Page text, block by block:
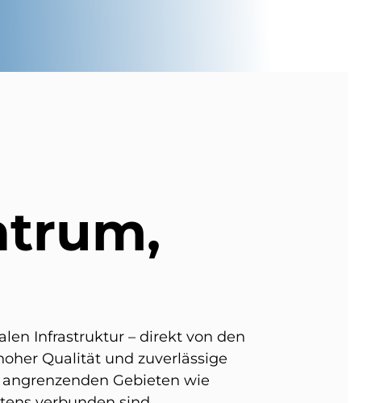
Infrastruktur – direkt von den
Qualität und zuverlässige
Gebieten wie